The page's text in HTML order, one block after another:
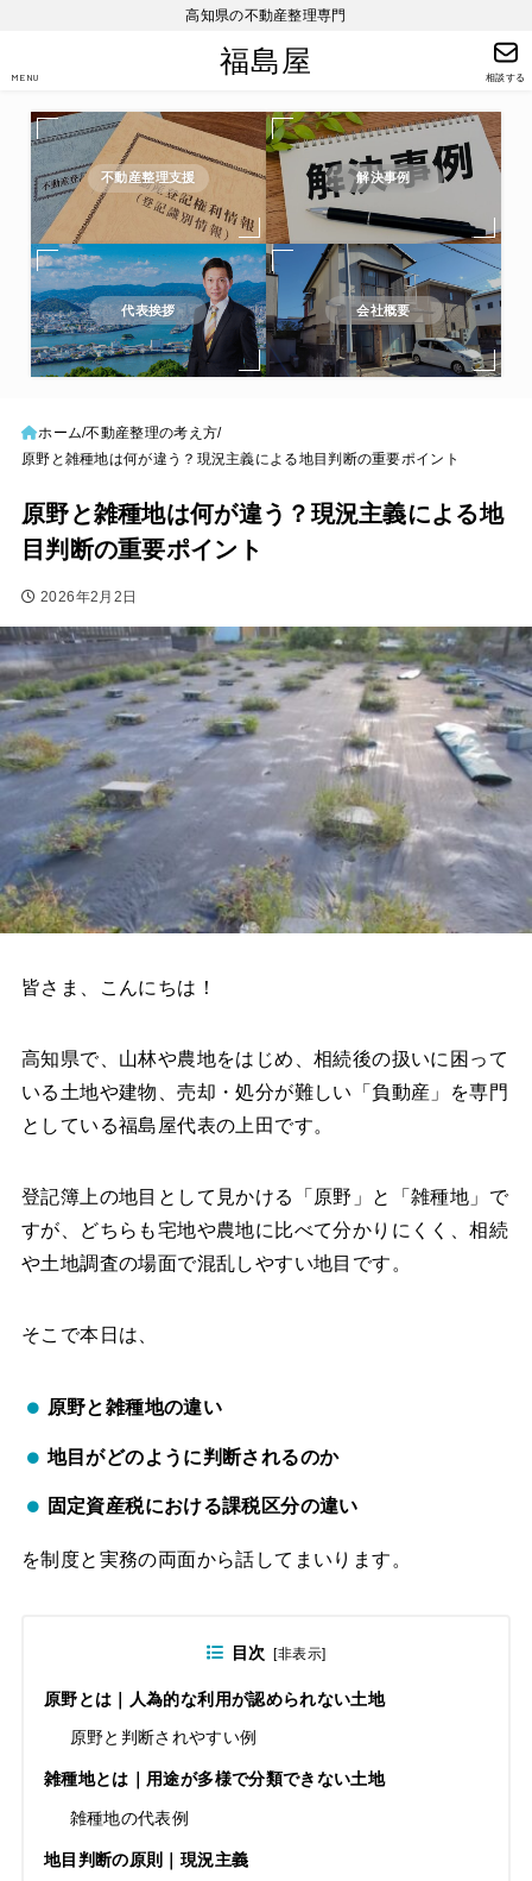
高知県の不動産整理専門
福島屋 相談する
MENU
不動産整理支援 解決事例
代表挨拶 会社概要
ホーム 不動産整理の考え方
原野と雑種地は何が違う？現況主義による地目判断の重要ポイント
原野と雑種地は何が違う？現況主義による地
目判断の重要ポイント
2026年2月2日
皆さま、こんにちは！
高知県で、山林や農地をはじめ、相続後の扱いに困って
いる土地や建物、売却・処分が難しい「負動産」を専門
としている福島屋代表の上田です。
登記簿上の地目として見かける「原野」と「雑種地」で
すが、どちらも宅地や農地に比べて分かりにくく、相続
や土地調査の場面で混乱しやすい地目です。
そこで本日は、
原野と雑種地の違い
地目がどのように判断されるのか
固定資産税における課税区分の違い
を制度と実務の両面から話してまいります。
目次 [非表示]
原野とは｜人為的な利用が認められない土地
原野と判断されやすい例
雑種地とは｜用途が多様で分類できない土地
雑種地の代表例
地目判断の原則｜現況主義